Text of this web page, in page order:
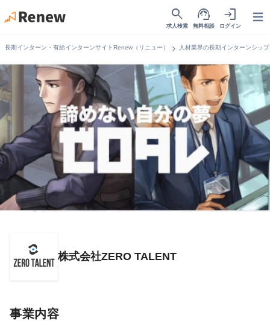
search
求人検索
support_agent
無料相談
login
ログイン
長期インターン・有給インターンサイトRenew（リニュー） chevron_right 人材業界の長期インターンシップ
株式会社ZERO TALENT
事業内容